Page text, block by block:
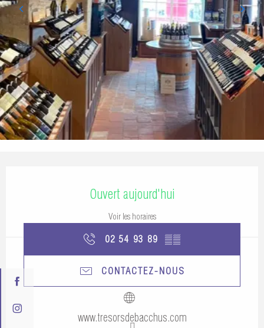
Ouvert aujourd'hui
Voir les horaires
02 54 93 89 ▒▒
CONTACTEZ-NOUS
www.tresorsdebacchus.com